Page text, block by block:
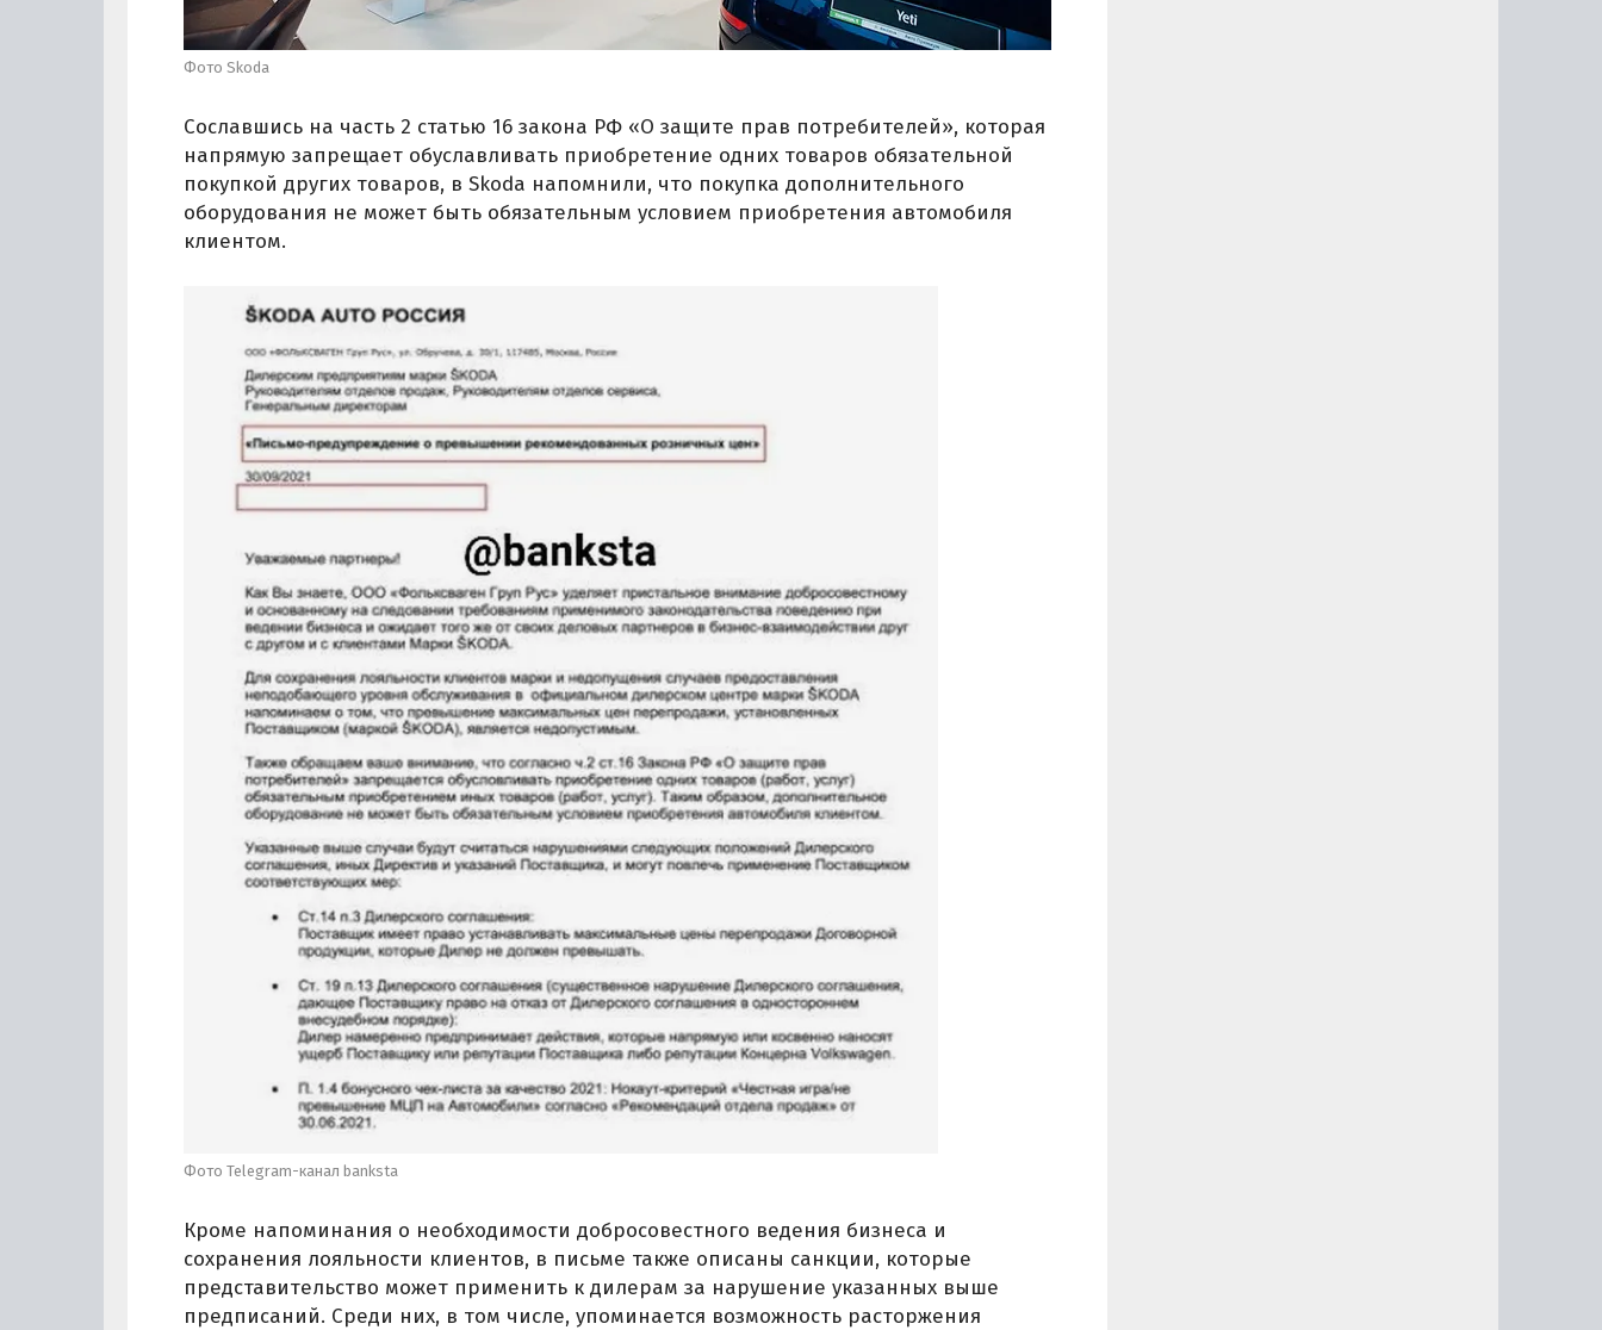
Фото Skoda
Сославшись на часть 2 статью 16 закона РФ «О защите прав потребителей», которая
напрямую запрещает обуславливать приобретение одних товаров обязательной
покупкой других товаров, в Skoda напомнили, что покупка дополнительного
оборудования не может быть обязательным условием приобретения автомобиля
клиентом.
Фото Telegram-канал banksta
Кроме напоминания о необходимости добросовестного ведения бизнеса и
сохранения лояльности клиентов, в письме также описаны санкции, которые
представительство может применить к дилерам за нарушение указанных выше
предписаний. Среди них, в том числе, упоминается возможность расторжения